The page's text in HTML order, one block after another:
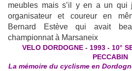
meubles mais s’il y en a un qui
organisateur et coureur en
Bernard Estève qui avait
championnat à Marsaneix
VELO DORDOGNE - 1993 - 10°
PECCABIN
La mémoire du cyclisme en